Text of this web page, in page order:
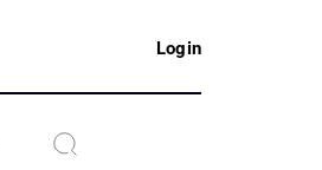
Login